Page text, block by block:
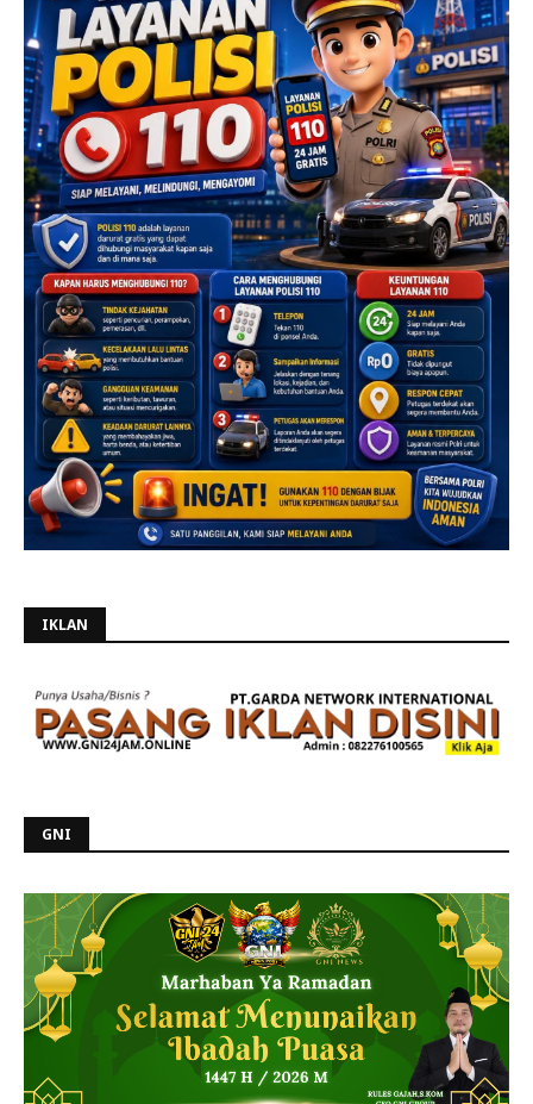
IKLAN
GNI